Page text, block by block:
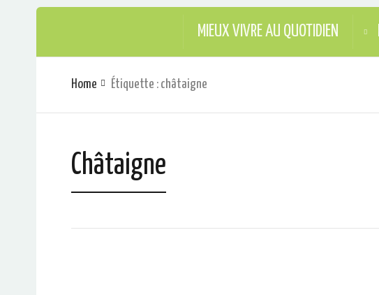
MIEUX VIVRE AU QUOTIDIEN
Home Étiquette : châtaigne
Châtaigne